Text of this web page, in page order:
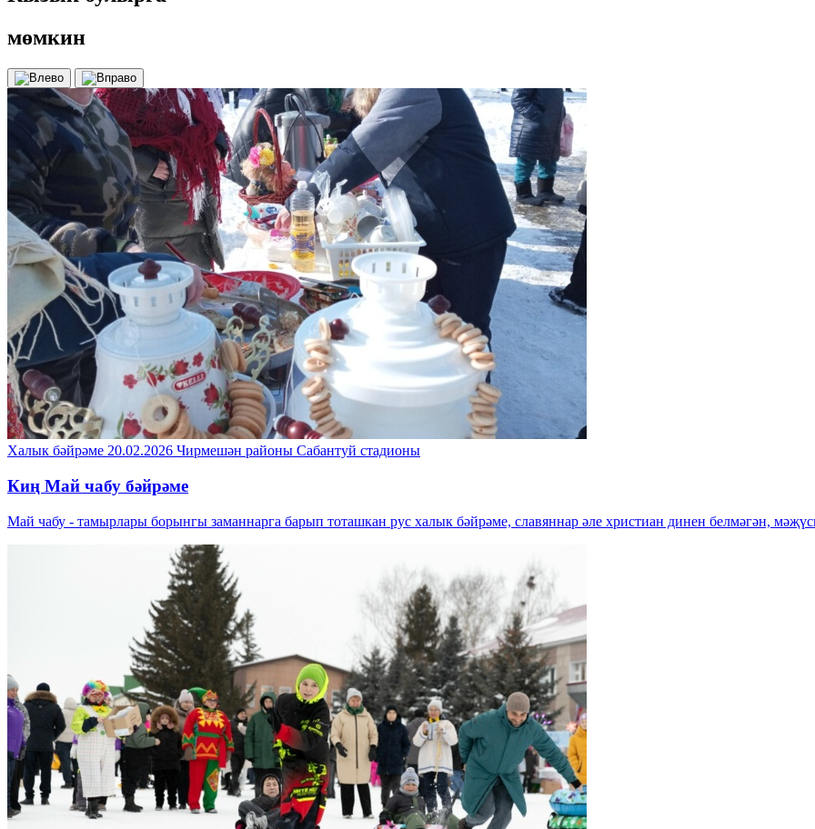
мөмкин
Халык бәйрәме 20.02.2026 Чирмешән районы Сабантуй стадионы
Киң Май чабу бәйрәме
Май чабу - тамырлары борынгы заманнарга барып тоташкан рус халык бәйрәме, славяннар әле христиан динен белмәгән,